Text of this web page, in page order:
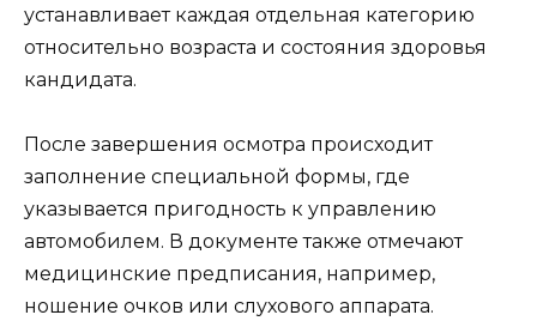
устанавливает каждая отдельная категорию
относительно возраста и состояния здоровья
кандидата.
После завершения осмотра происходит
заполнение специальной формы, где
указывается пригодность к управлению
автомобилем. В документе также отмечают
медицинские предписания, например,
ношение очков или слухового аппарата.